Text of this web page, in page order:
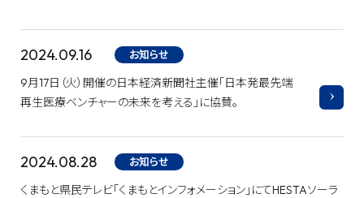
2024.09.16 お知らせ
9月17日（火）開催の日本経済新聞社主催「日本発最先端
再生医療ベンチャーの未来を考える」に協賛。
2024.08.28 お知らせ
くまもと県民テレビ「くまもとインフォメーション」にてHESTAソーラ